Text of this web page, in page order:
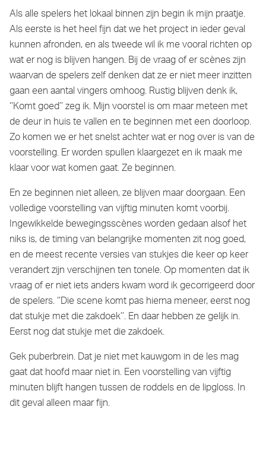
Als alle spelers het lokaal binnen zijn begin ik mijn praatje.
Als eerste is het heel fijn dat we het project in ieder geval
kunnen afronden, en als tweede wil ik me vooral richten op
wat er nog is blijven hangen. Bij de vraag of er scènes zijn
waarvan de spelers zelf denken dat ze er niet meer inzitten
gaan een aantal vingers omhoog. Rustig blijven denk ik,
‘’Komt goed’’ zeg ik. Mijn voorstel is om maar meteen met
de deur in huis te vallen en te beginnen met een doorloop.
Zo komen we er het snelst achter wat er nog over is van de
voorstelling. Er worden spullen klaargezet en ik maak me
klaar voor wat komen gaat. Ze beginnen.
En ze beginnen niet alleen, ze blijven maar doorgaan. Een
volledige voorstelling van vijftig minuten komt voorbij.
Ingewikkelde bewegingsscènes worden gedaan alsof het
niks is, de timing van belangrijke momenten zit nog goed,
en de meest recente versies van stukjes die keer op keer
verandert zijn verschijnen ten tonele. Op momenten dat ik
vraag of er niet iets anders kwam word ik gecorrigeerd door
de spelers. ‘’Die scene komt pas hierna meneer, eerst nog
dat stukje met die zakdoek’’. En daar hebben ze gelijk in.
Eerst nog dat stukje met die zakdoek.
Gek puberbrein. Dat je niet met kauwgom in de les mag
gaat dat hoofd maar niet in. Een voorstelling van vijftig
minuten blijft hangen tussen de roddels en de lipgloss. In
dit geval alleen maar fijn.